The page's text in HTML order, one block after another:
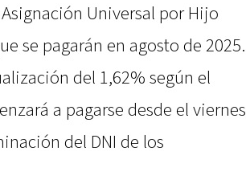
Universal por Hijo
se pagarán en agosto de 2025.
del 1,62% según el
a pagarse desde el viernes
del DNI de los